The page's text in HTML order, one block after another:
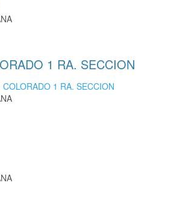
1 RA. SECCION
COLORADO 1 RA. SECCION